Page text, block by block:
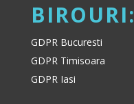
BIROURI:
GDPR Bucuresti
GDPR Timisoara
GDPR Iasi